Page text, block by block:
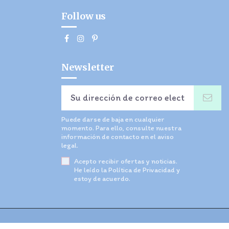
Follow us
Newsletter
Puede darse de baja en cualquier
momento. Para ello, consulte nuestra
información de contacto en el aviso
legal.
Acepto recibir ofertas y noticias.
He leído laPolítica de Privacidady
estoy de acuerdo.